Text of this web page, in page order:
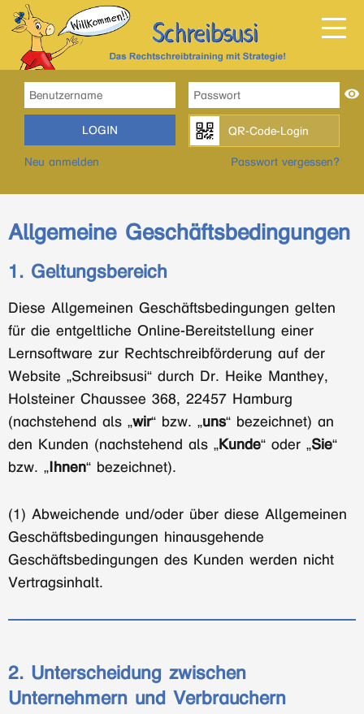
LOGIN QR-Code-Login
Neu anmelden Passwort vergessen?
Allgemeine Geschäftsbedingungen
1. Geltungsbereich
Diese Allgemeinen Geschäftsbedingungen gelten
für die entgeltliche Online-Bereitstellung einer
Lernsoftware zur Rechtschreibförderung auf der
Website „Schreibsusi“ durch Dr. Heike Manthey,
Holsteiner Chaussee 368, 22457 Hamburg
(nachstehend als „wir“ bzw. „uns“ bezeichnet) an
den Kunden (nachstehend als „Kunde“ oder „Sie“
bzw. „ Ihnen“ bezeichnet).
(1) Abweichende und/oder über diese Allgemeinen
Geschäftsbedingungen hinausgehende
Geschäftsbedingungen des Kunden werden nicht
Vertragsinhalt.
2. Unterscheidung zwischen
Unternehmern und Verbrauchern